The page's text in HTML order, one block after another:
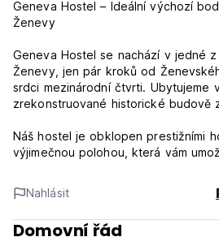
Geneva Hostel – Ideální výchozí
Ženevy
Geneva Hostel se nachází v jedné
Ženevy, jen pár kroků od
srdci mezinárodní čtvrti. Ubytujeme
zrekonstruované historické budově
Náš hostel je obklopen prestižními
výjimečnou polohou, která vám
obchodům, restauracím i veřejné
Ať už cestujete sami, s rodinou, s
školního či pracovního pobytu, u
Nahlásit
Domovní řád